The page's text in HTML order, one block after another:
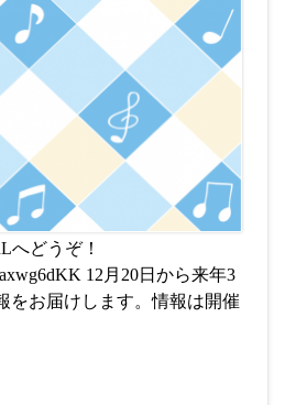
へどうぞ！
12月20日から来年3
をお届けします。情報は開催